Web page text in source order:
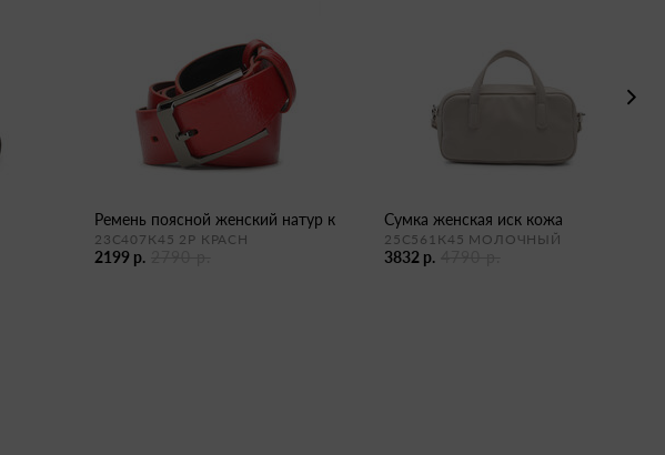
ремень поясной женский натур к
23С407К45 2Р КРАСН
2199 р.
сумка женская иск кожа
25С561К45 МОЛОЧНЫЙ
3832 р.